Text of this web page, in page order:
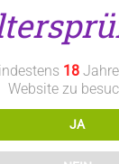
jede weitere
beendet. Es ist
den
18
Website zu
JA